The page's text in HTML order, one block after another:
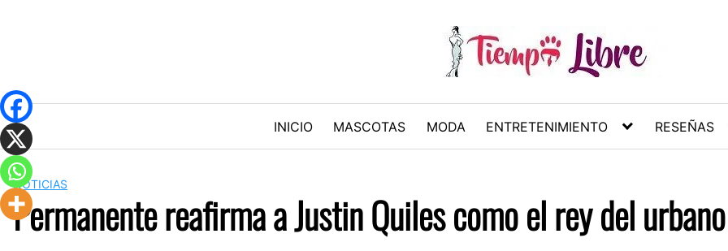
INICIO MASCOTAS MODA ENTRETENIMIENTO RESEÑAS
NOTICIAS
Permanente reafirma a Justin Quiles como el rey del urbano